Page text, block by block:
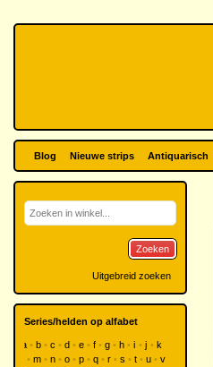
Blog Nieuwe strips Antiquarisch
Zoeken
Uitgebreid zoeken
Series/helden op alfabet
a b c d e f g h i j
k
m n o p q r s t u
v